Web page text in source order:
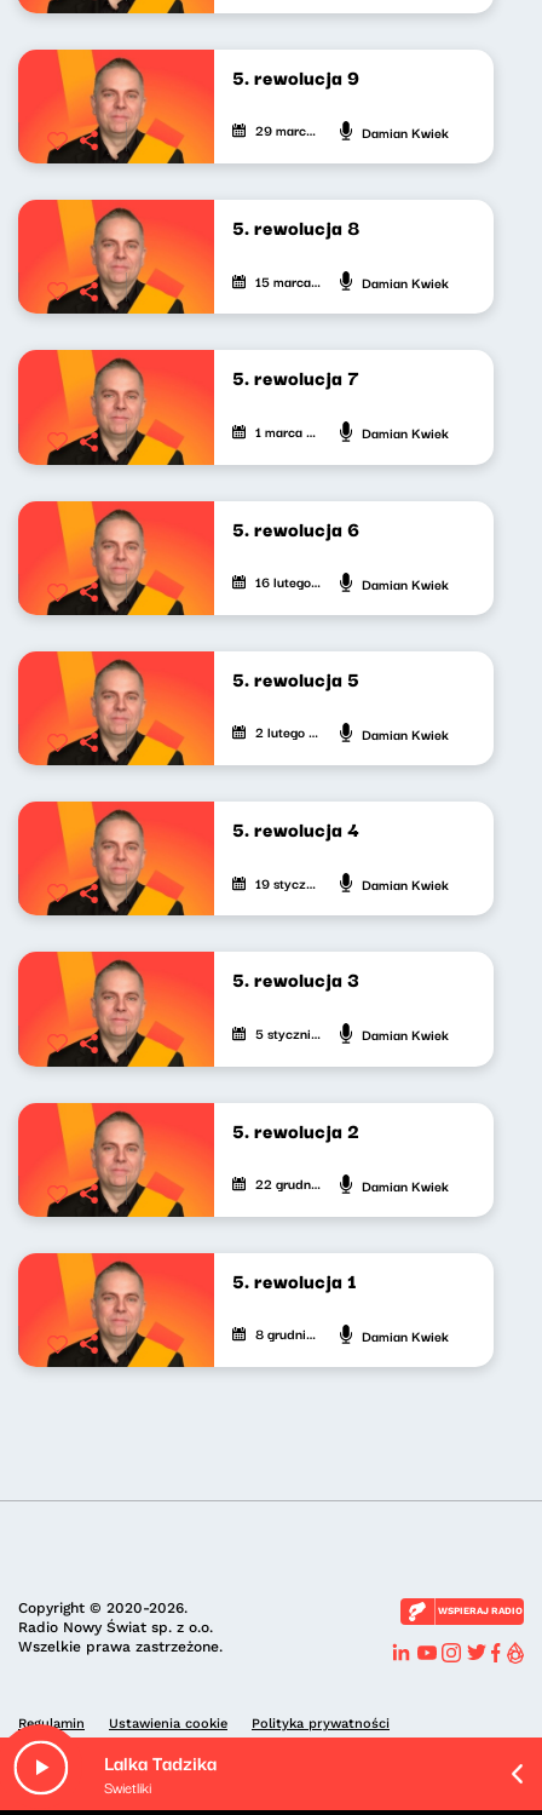
Lalka Tadzika
Swietliki
5. rewolucja 9
29 marca 2024 Damian Kwiek
5. rewolucja 8
15 marca 2024 Damian Kwiek
5. rewolucja 7
1 marca 2024 Damian Kwiek
5. rewolucja 6
16 lutego 2024 Damian Kwiek
5. rewolucja 5
2 lutego 2024 Damian Kwiek
5. rewolucja 4
19 stycznia 2024 Damian Kwiek
5. rewolucja 3
5 stycznia 2024 Damian Kwiek
5. rewolucja 2
22 grudnia 2023 Damian Kwiek
5. rewolucja 1
8 grudnia 2023 Damian Kwiek
Copyright © 2020-2026.
Radio Nowy Świat sp. z o.o.
Wszelkie prawa zastrzeżone.
WSPIERAJ RADIO
Regulamin Ustawienia cookie Polityka prywatności